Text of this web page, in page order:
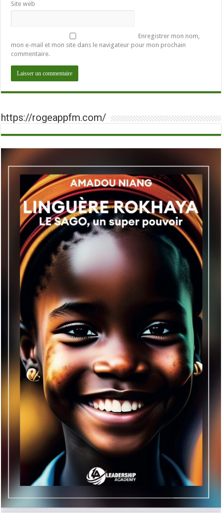
Site web
Enregistrer mon nom,
mon e-mail et mon site dans le navigateur pour mon prochain
commentaire.
https://rogeappfm.com/